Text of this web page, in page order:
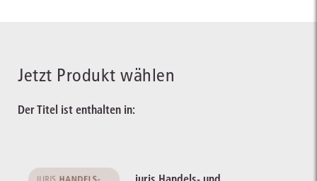
Jetzt Produkt wählen
Der Titel ist enthalten in: